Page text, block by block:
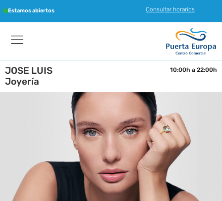
Estamos abiertos Consultar horarios
JOSE LUIS
Joyería
10:00h a 22:00h